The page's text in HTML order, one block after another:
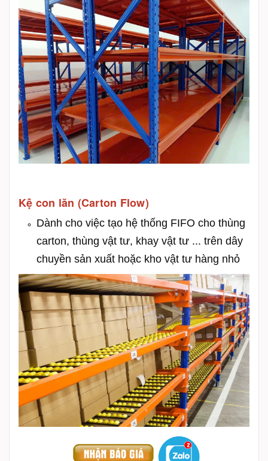
Kệ con lăn (Carton Flow)
Dành cho việc tạo hệ thống FIFO cho thùng
carton, thùng vật tư, khay vật tư ... trên dây
chuyền sản xuất hoặc kho vật tư hàng nhỏ